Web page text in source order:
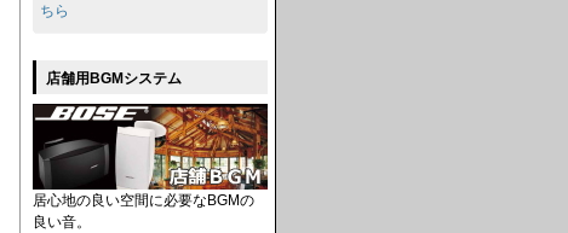
ちら
店舗用BGMシステム
居心地の良い空間に必要なBGMの
良い音。